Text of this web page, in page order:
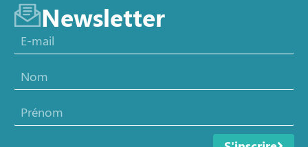
Newsletter